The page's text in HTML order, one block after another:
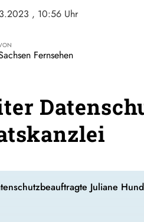
, 10:56 Uhr
Fernsehen
Juliane